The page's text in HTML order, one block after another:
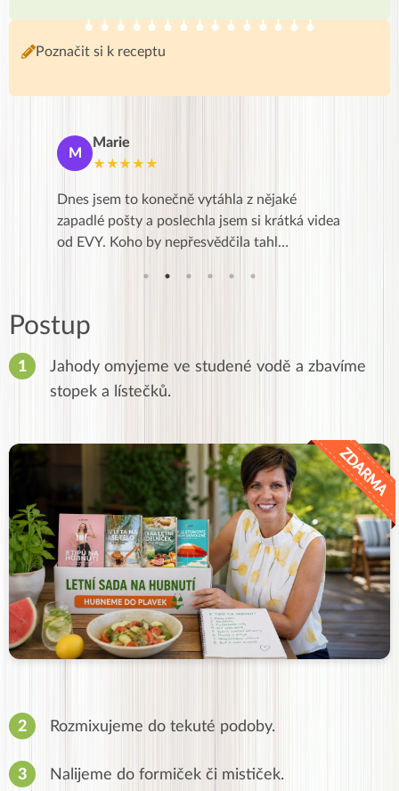
Poznačit si k receptu
M
Marie
★★★★★
Dnes jsem to konečně vytáhla z nějaké
zapadlé pošty a poslechla jsem si krátká videa
od EVY. Koho by nepřesvědčila tahl…
Postup
Jahody omyjeme ve studené vodě a zbavíme
stopek a lístečků.
Rozmixujeme do tekuté podoby.
Nalijeme do formiček či mističek.